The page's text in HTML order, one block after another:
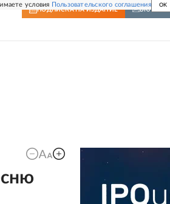
условия Пользовательского соглашения OK
ПОДПИСКА НА ИЗДАНИЕ